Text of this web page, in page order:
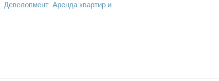
Девелопмент Аренда квартир и